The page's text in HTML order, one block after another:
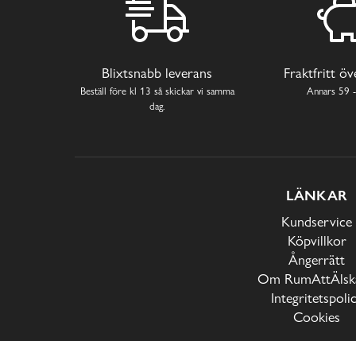
Blixtsnabb leverans
Beställ före kl 13 så skickar vi samma
dag.
Fraktfritt
Annars 59
LÄNKAR
Kundservice
Köpvillkor
Ångerrätt
Om
Cookies